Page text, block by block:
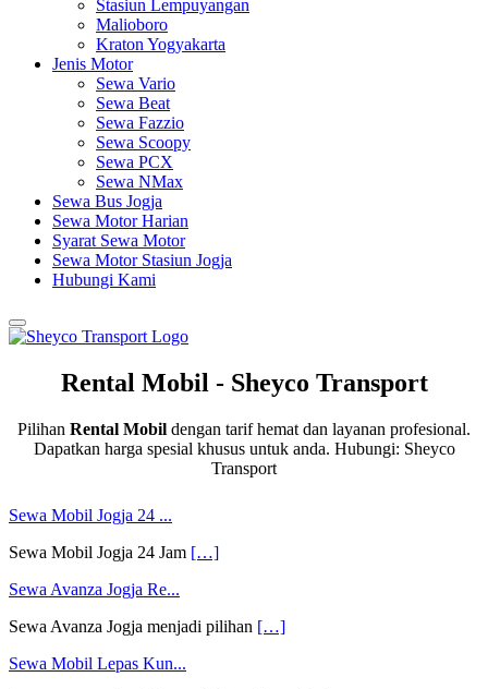
Stasiun Lempuyangan
Malioboro
Kraton Yogyakarta
Jenis Motor
Sewa Vario
Sewa Beat
Sewa Fazzio
Sewa Scoopy
Sewa PCX
Sewa NMax
Sewa Bus Jogja
Sewa Motor Harian
Syarat Sewa Motor
Sewa Motor Stasiun Jogja
Hubungi Kami
Rental Mobil - Sheyco Transport
Pilihan Rental Mobil dengan tarif hemat dan layanan profesional.
Dapatkan harga spesial khusus untuk anda. Hubungi: Sheyco
Transport
Sewa Mobil Jogja 24 ...
Sewa Mobil Jogja 24 Jam […]
Sewa Avanza Jogja Re...
Sewa Avanza Jogja menjadi pilihan […]
Sewa Mobil Lepas Kun...